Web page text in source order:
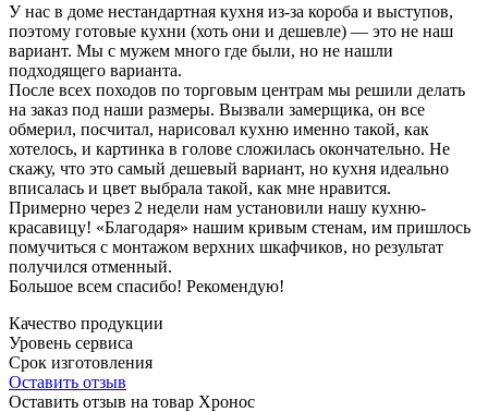
У нас в доме нестандартная кухня из-за короба и выступов,
поэтому готовые кухни (хоть они и дешевле) — это не наш
вариант. Мы с мужем много где были, но не нашли
подходящего варианта.
После всех походов по торговым центрам мы решили делать
на заказ под наши размеры. Вызвали замерщика, он все
обмерил, посчитал, нарисовал кухню именно такой, как
хотелось, и картинка в голове сложилась окончательно. Не
скажу, что это самый дешевый вариант, но кухня идеально
вписалась и цвет выбрала такой, как мне нравится.
Примерно через 2 недели нам установили нашу кухню-
красавицу! «Благодаря» нашим кривым стенам, им пришлось
помучиться с монтажом верхних шкафчиков, но результат
получился отменный.
Большое всем спасибо! Рекомендую!
Качество продукции
Уровень сервиса
Срок изготовления
Оставить отзыв
Оставить отзыв на товар Хронос